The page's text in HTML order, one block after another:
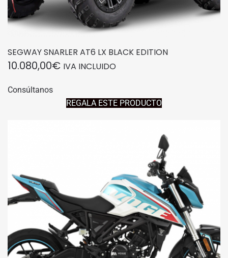
SEGWAY SNARLER AT6 LX BLACK EDITION
10.080,00€ IVA INCLUIDO
Consúltanos
REGALA ESTE PRODUCTO